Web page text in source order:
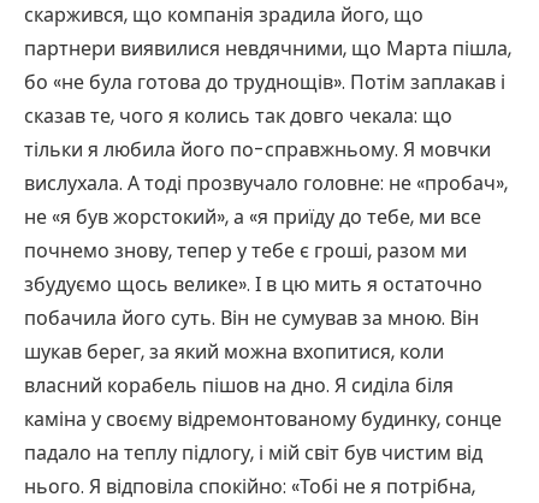
скаржився, що компанія зрадила його, що
партнери виявилися невдячними, що Марта пішла,
бо «не була готова до труднощів». Потім заплакав і
сказав те, чого я колись так довго чекала: що
тільки я любила його по-справжньому. Я мовчки
вислухала. А тоді прозвучало головне: не «пробач»,
не «я був жорстокий», а «я приїду до тебе, ми все
почнемо знову, тепер у тебе є гроші, разом ми
збудуємо щось велике». І в цю мить я остаточно
побачила його суть. Він не сумував за мною. Він
шукав берег, за який можна вхопитися, коли
власний корабель пішов на дно. Я сиділа біля
каміна у своєму відремонтованому будинку, сонце
падало на теплу підлогу, і мій світ був чистим від
нього. Я відповіла спокійно: «Тобі не я потрібна,